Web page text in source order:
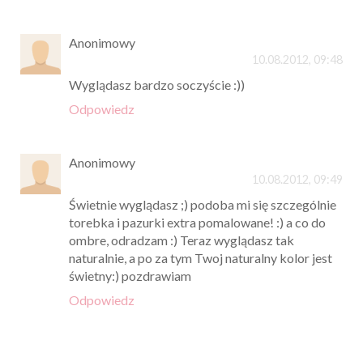
Anonimowy
10.08.2012, 09:48
Wyglądasz bardzo soczyście :))
Odpowiedz
Anonimowy
10.08.2012, 09:49
Świetnie wyglądasz ;) podoba mi się szczególnie
torebka i pazurki extra pomalowane! :) a co do
ombre, odradzam :) Teraz wyglądasz tak
naturalnie, a po za tym Twoj naturalny kolor jest
świetny:) pozdrawiam
Odpowiedz